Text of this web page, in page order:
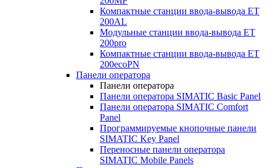
Компактные станции ввода-вывода ET
200AL
Модульные станции ввода-вывода ET
200pro
Компактные станции ввода-вывода ET
200ecoPN
Панели оператора
Панели оператора
Панели оператора SIMATIC Basic Panel
Панели оператора SIMATIC Comfort
Panel
Программируемые кнопочные панели
SIMATIC Key Panel
Переносные панели оператора
SIMATIC Mobile Panels